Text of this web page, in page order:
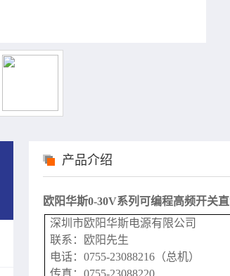
产品介绍
欧阳华斯0-30V系列可编程高频开关
深圳市欧阳华斯电源有
联系：欧阳先生
电话：0755-23088216（总机）
传真：0755-23088220